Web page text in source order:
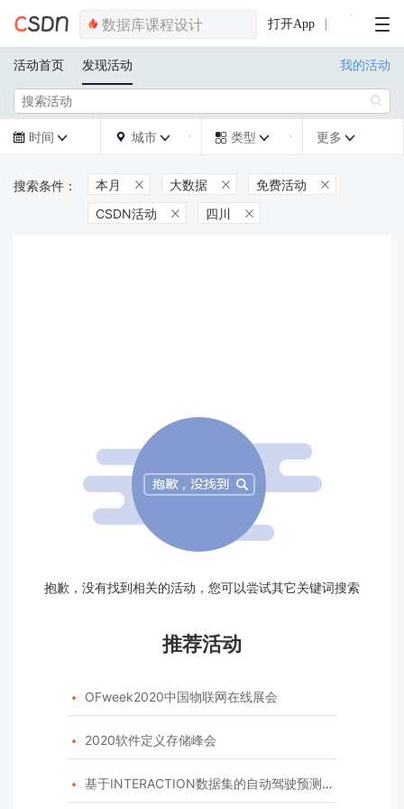
打开App
活动首页 发现活动 我的活动

 时间   城市   类型  更多 
本月  大数据  免费活动 
CSDN活动  四川 
抱歉，没有找到相关的活动，您可以尝试其它关键词搜索
推荐活动
 OFweek2020中国物联网在线展会
 2020软件定义存储峰会
 基于INTERACTION数据集的自动驾驶预测模型挑战赛